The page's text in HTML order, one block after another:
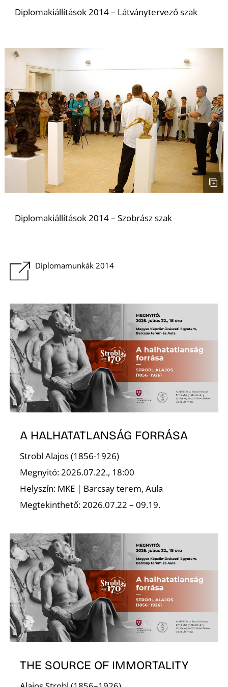
Diplomakiállítások 2014 – Látványtervező szak
Diplomakiállítások 2014 – Szobrász szak
Diplomamunkák 2014
A HALHATATLANSÁG FORRÁSA
Strobl Alajos (1856-1926)
Megnyitó: 2026.07.22., 18:00
Helyszín: MKE | Barcsay terem, Aula
Megtekinthető: 2026.07.22 – 09.19.
THE SOURCE OF IMMORTALITY